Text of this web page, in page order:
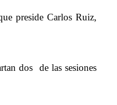
preside Carlos Ruiz,
dos de las sesiones